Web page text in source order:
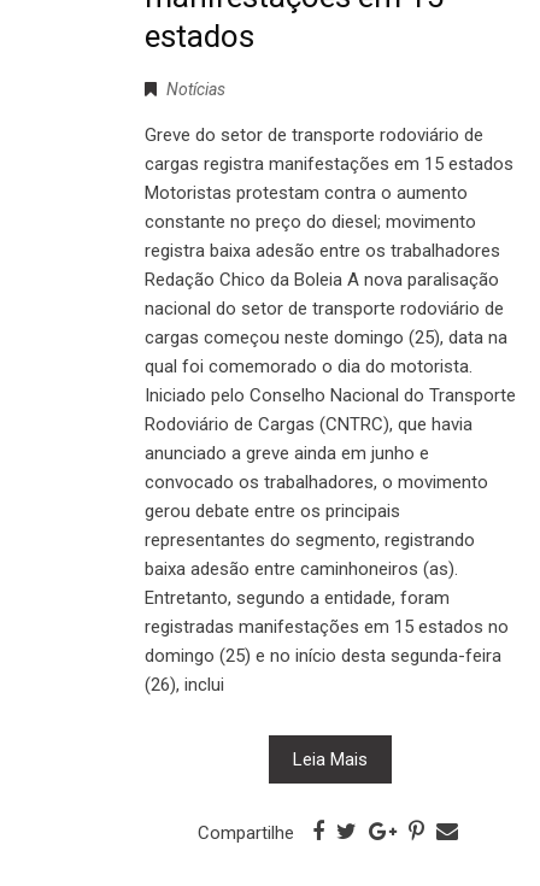
estados
Notícias
Greve do setor de transporte rodoviário de
cargas registra manifestações em 15 estados
Motoristas protestam contra o aumento
constante no preço do diesel; movimento
registra baixa adesão entre os trabalhadores
Redação Chico da Boleia A nova paralisação
nacional do setor de transporte rodoviário de
cargas começou neste domingo (25), data na
qual foi comemorado o dia do motorista.
Iniciado pelo Conselho Nacional do Transporte
Rodoviário de Cargas (CNTRC), que havia
anunciado a greve ainda em junho e
convocado os trabalhadores, o movimento
gerou debate entre os principais
representantes do segmento, registrando
baixa adesão entre caminhoneiros (as).
Entretanto, segundo a entidade, foram
registradas manifestações em 15 estados no
domingo (25) e no início desta segunda-feira
(26), inclui
Leia Mais
Compartilhe